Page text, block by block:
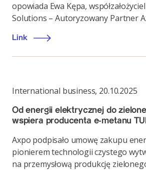
opowiada Ewa Kępa,
Solutions – Autoryzowany Partner
Link
International business, 20.10.2025
Od energii elektrycznej do
wspiera producenta e-metanu
Axpo podpisało umowę zakupu
pionierem technologii czystego
na przemysłową produkcję